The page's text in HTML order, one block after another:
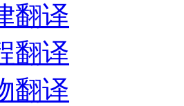
翻译
翻译
翻译